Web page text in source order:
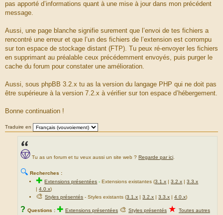
e
pas apporté d’informations quant à une mise à jour dans mon précédent
message.
Aussi, une page blanche signifie surement que l’envoi de tes fichiers a
rencontré une erreur et que l’un des fichiers de l’extension est corrompu
sur ton espace de stockage distant (FTP). Tu peux ré-envoyer les fichiers
en supprimant au préalable ceux précédemment envoyés, puis purger le
cache du forum pour constater une amélioration.
Aussi, sous phpBB 3.2.x tu as la version du langage PHP qui ne doit pas
être supérieure à la version 7.2.x à vérifier sur ton espace d’hébergement.
Bonne continuation !
Traduire en
Tu as un forum et tu veux aussi un site web ? Regarde par ici
🔍 Recherches :
✚Extensions présentées -Extensions existantes (3.1.x |3.2.x |3.3.x
|4.0.x)
🎨Styles présentés - Styles existants (3.1.x |3.2.x |3.3.x |4.0.x)
? Questions : ✚ Extensions présentées 🎨 Styles présentés ★ Toutes autres